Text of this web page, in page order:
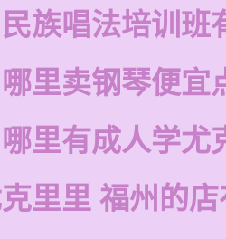
族唱法培训班
里卖钢琴便宜
里有成人学尤
里里 福州的